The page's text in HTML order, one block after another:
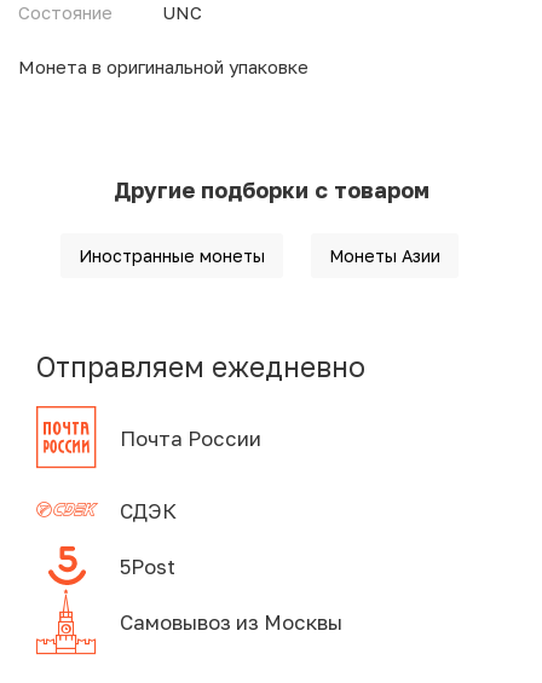
Состояние
UNC
Монета в оригинальной упаковке
Другие подборки с товаром
Иностранные монеты Монеты Азии
Отправляем ежедневно
Почта России
СДЭК
5Post
Самовывоз из Москвы